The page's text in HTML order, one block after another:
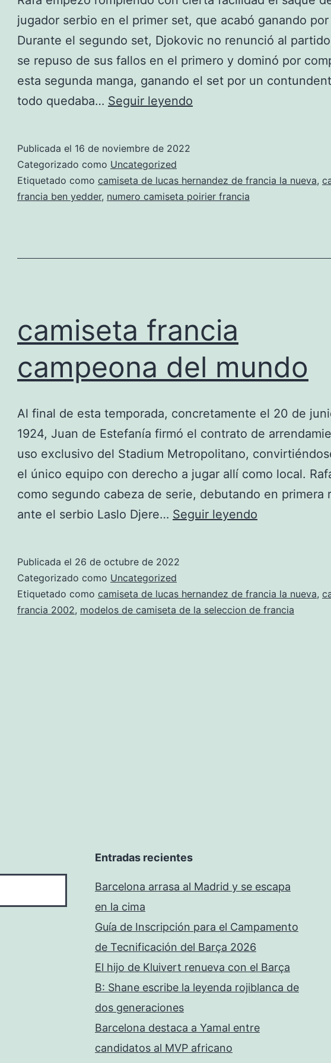
jugador serbio en el primer set, que acabó ganando
Durante el segundo set, Djokovic no renunció al
se repuso de sus fallos en el primero y dominó por
esta segunda manga, ganando el set por un
todo quedaba… Seguir leyendo
dembele
Publicada el 16 de noviembre de 2022
Categorizado como Uncategorized
Etiquetado como camiseta de lucas hernandez de francia la nueva,
francia ben yedder, numero camiseta poirier francia
camiseta francia
campeona del mundo
Al final de esta temporada, concretamente el 20 de
1924, Juan de Estefanía firmó el contrato de
uso exclusivo del Stadium Metropolitano,
el único equipo con derecho a jugar allí como local.
como segundo cabeza de serie, debutando en primera
ante el serbio Laslo Djere… Seguir leyendo
mundo
Publicada el 26 de octubre de 2022
Categorizado como Uncategorized
Etiquetado como camiseta de lucas hernandez de francia la nueva,
francia 2002, modelos de camiseta de la seleccion de francia
Entradas recientes
Barcelona arrasa al Madrid y se escapa
en la cima
Guía de Inscripción para el Campamento
de Tecnificación del Barça 2026
El hijo de Kluivert renueva con el Barça
B: Shane escribe la leyenda rojiblanca de
dos generaciones
Barcelona destaca a Yamal entre
candidatos al MVP africano